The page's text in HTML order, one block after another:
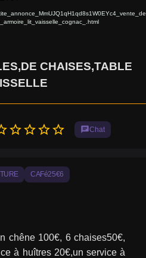
CHAISES,TABLE
star_borderstar_borderstar_borderstar_border chatChat
CAFé25€6
chêne 100€, 6 chaises50€,
à huîtres 20€,un service à